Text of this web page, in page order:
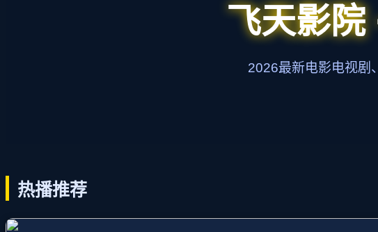
飞天影院
2026最新电影电视剧
热播推荐